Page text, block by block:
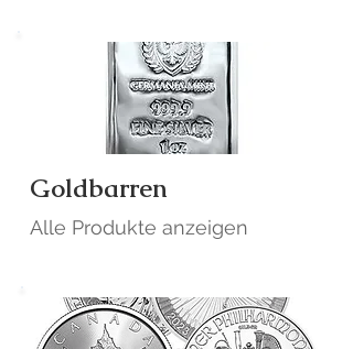
Goldbarren
Alle Produkte anzeigen